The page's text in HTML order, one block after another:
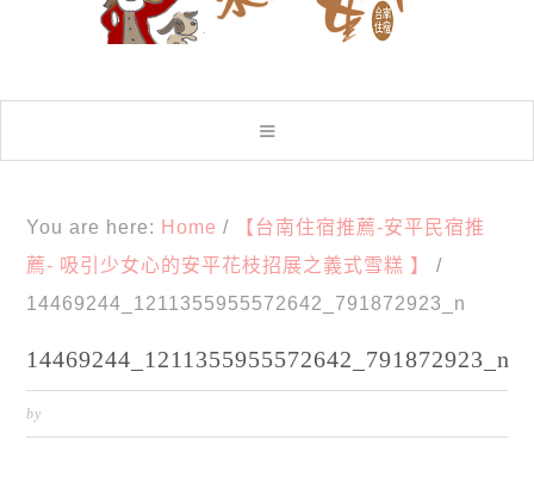
You are here: Home /
【台南住宿推薦-安平民宿推
薦- 吸引少女心的安平花枝招展之義式雪糕 】
/
14469244_1211355955572642_791872923_n
14469244_1211355955572642_791872923_n
by